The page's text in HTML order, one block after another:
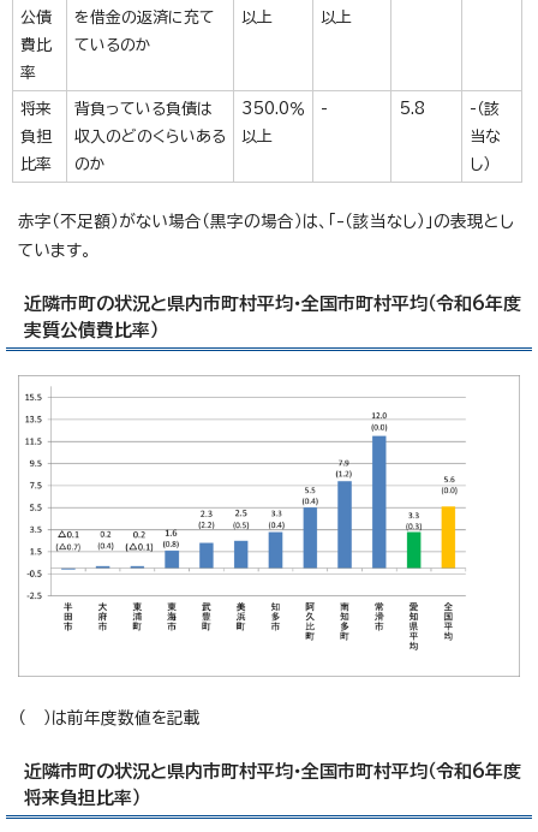
公債
費比
率
を借金の返済に充て
ているのか
以上
以上
将来
負担
比率
背負っている負債は
収入のどのくらいある
のか
350.0％
以上
- 5.8
-（該
当な
し）
赤字（不足額）がない場合（黒字の場合）は、「-（該当なし）」の表現とし
ています。
近隣市町の状況と県内市町村平均・全国市町村平均（令和6年度
実質公債費比率）
（ ）は前年度数値を記載
近隣市町の状況と県内市町村平均・全国市町村平均（令和6年度
将来負担比率）